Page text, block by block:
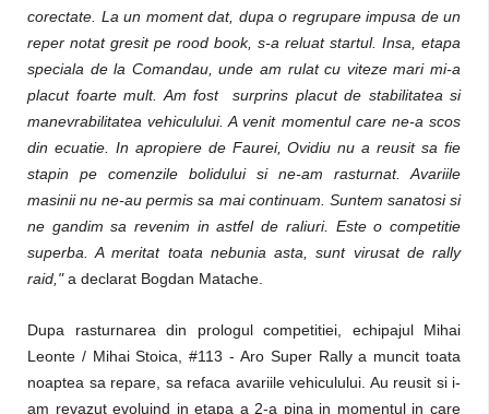
corectate. La un moment dat, dupa o regrupare impusa de un
reper notat gresit pe rood book, s-a reluat startul. Insa, etapa
speciala de la Comandau, unde am rulat cu viteze mari mi-a
placut foarte mult. Am fost surprins placut de stabilitatea si
manevrabilitatea vehiculului. A venit momentul care ne-a scos
din ecuatie. In apropiere de Faurei, Ovidiu nu a reusit sa fie
stapin pe comenzile bolidului si ne-am rasturnat. Avariile
masinii nu ne-au permis sa mai continuam. Suntem sanatosi si
ne gandim sa revenim in astfel de raliuri. Este o competitie
superba. A meritat toata nebunia asta, sunt virusat de rally
raid,"a declarat Bogdan Matache.
Dupa rasturnarea din prologul competitiei, echipajul Mihai
Leonte / Mihai Stoica, #113 - Aro Super Rally a muncit toata
noaptea sa repare, sa refaca avariile vehiculului. Au reusit si i-
am revazut evoluind in etapa a 2-a pina in momentul in care